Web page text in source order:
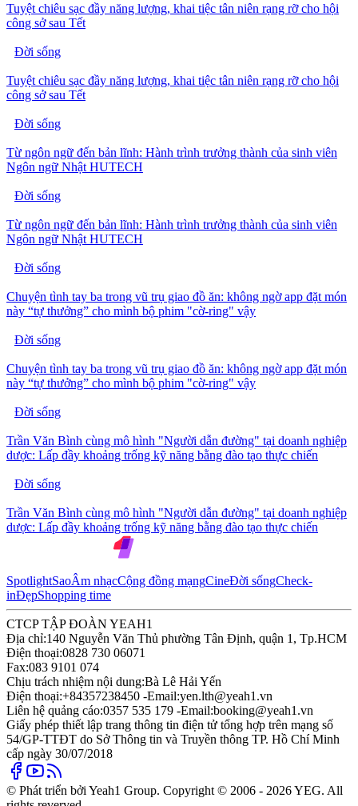
Tuyệt chiêu sạc đầy năng lượng, khai tiệc tân niên rạng rỡ cho hội
công sở sau Tết
Đời sống
Tuyệt chiêu sạc đầy năng lượng, khai tiệc tân niên rạng rỡ cho hội
công sở sau Tết
Đời sống
Từ ngôn ngữ đến bản lĩnh: Hành trình trưởng thành của sinh viên
Ngôn ngữ Nhật HUTECH
Đời sống
Từ ngôn ngữ đến bản lĩnh: Hành trình trưởng thành của sinh viên
Ngôn ngữ Nhật HUTECH
Đời sống
Chuyện tình tay ba trong vũ trụ giao đồ ăn: không ngờ app đặt món
này “tự thưởng” cho mình bộ phim "cờ-ring" vậy
Đời sống
Chuyện tình tay ba trong vũ trụ giao đồ ăn: không ngờ app đặt món
này “tự thưởng” cho mình bộ phim "cờ-ring" vậy
Đời sống
Trần Văn Bình cùng mô hình "Người dẫn đường" tại doanh nghiệp
dược: Lấp đầy khoảng trống kỹ năng bằng đào tạo thực chiến
Đời sống
Trần Văn Bình cùng mô hình "Người dẫn đường" tại doanh nghiệp
dược: Lấp đầy khoảng trống kỹ năng bằng đào tạo thực chiến
SpotlightSaoÂm nhạcCộng đồng mạngCineĐời sốngCheck-
inĐẹpShopping time
CTCP TẬP ĐOÀN YEAH1
Địa chỉ:140 Nguyễn Văn Thủ phường Tân Định, quận 1, Tp.HCM
Điện thoại:0828 730 06071
Fax:083 9101 074
Chịu trách nhiệm nội dung:Bà Lê Hải Yến
Điện thoại:+84357238450 -Email:yen.lth@yeah1.vn
Liên hệ quảng cáo:0357 535 179 -Email:booking@yeah1.vn
Giấy phép thiết lập trang thông tin điện tử tổng hợp trên mạng số
54/GP-TTĐT do Sở Thông tin và Truyền thông TP. Hồ Chí Minh
cấp ngày 30/07/2018
© Phát triển bởi Yeah1 Group. Copyright © 2006 - 2026 YEG. All